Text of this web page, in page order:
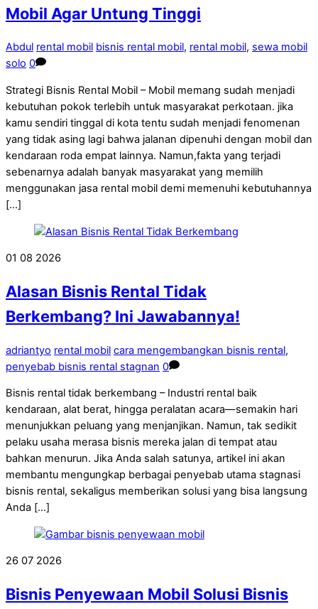
Mobil Agar Untung Tinggi
Abdul rental mobil bisnis rental mobil, rental mobil, sewa mobil
solo 0
Strategi Bisnis Rental Mobil – Mobil memang sudah menjadi
kebutuhan pokok terlebih untuk masyarakat perkotaan. jika
kamu sendiri tinggal di kota tentu sudah menjadi fenomenan
yang tidak asing lagi bahwa jalanan dipenuhi dengan mobil dan
kendaraan roda empat lainnya. Namun,fakta yang terjadi
sebenarnya adalah banyak masyarakat yang memilih
menggunakan jasa rental mobil demi memenuhi kebutuhannya
[…]
01 08 2026
Alasan Bisnis Rental Tidak
Berkembang? Ini Jawabannya!
adriantyo rental mobil cara mengembangkan bisnis rental,
penyebab bisnis rental stagnan 0
Bisnis rental tidak berkembang – Industri rental baik
kendaraan, alat berat, hingga peralatan acara—semakin hari
menunjukkan peluang yang menjanjikan. Namun, tak sedikit
pelaku usaha merasa bisnis mereka jalan di tempat atau
bahkan menurun. Jika Anda salah satunya, artikel ini akan
membantu mengungkap berbagai penyebab utama stagnasi
bisnis rental, sekaligus memberikan solusi yang bisa langsung
Anda […]
26 07 2026
Bisnis Penyewaan Mobil Solusi Bisnis